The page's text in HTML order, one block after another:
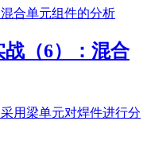
（6）：混合